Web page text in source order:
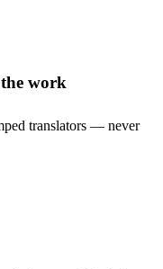
work
translators — never